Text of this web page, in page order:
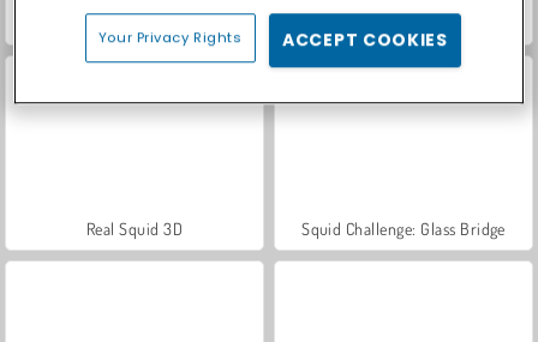
Survival 456 But It's Impostor
Real Squid 3D Squid Challenge: Glass Bridge
Your Privacy Rights ACCEPT COOKIES